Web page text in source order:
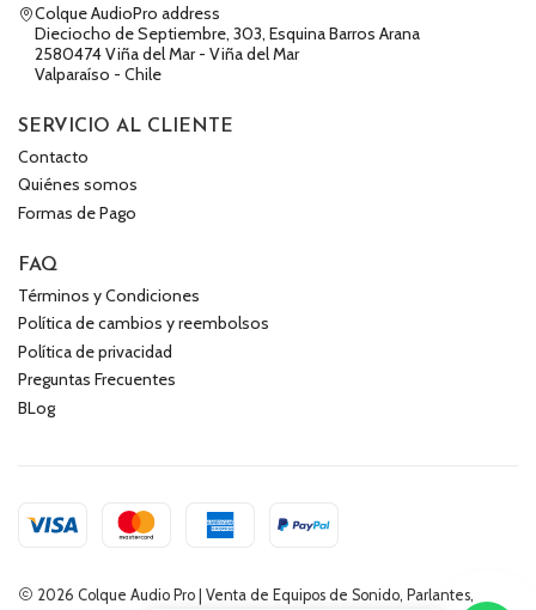
Colque AudioPro address
Dieciocho de Septiembre, 303, Esquina Barros Arana
2580474 Viña del Mar - Viña del Mar
Valparaíso - Chile
SERVICIO AL CLIENTE
Contacto
Quiénes somos
Formas de Pago
FAQ
Términos y Condiciones
Política de cambios y reembolsos
Política de privacidad
Preguntas Frecuentes
BLog
2026 Colque Audio Pro | Venta de Equipos de Sonido, Parlantes,